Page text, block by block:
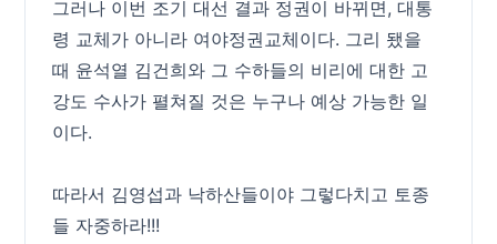
그러나 이번 조기 대선 결과 정권이 바뀌면, 대통
령 교체가 아니라 여야정권교체이다. 그리 됐을
때 윤석열 김건희와 그 수하들의 비리에 대한 고
강도 수사가 펼쳐질 것은 누구나 예상 가능한 일
이다.
따라서 김영섭과 낙하산들이야 그렇다치고 토종
들 자중하라!!!